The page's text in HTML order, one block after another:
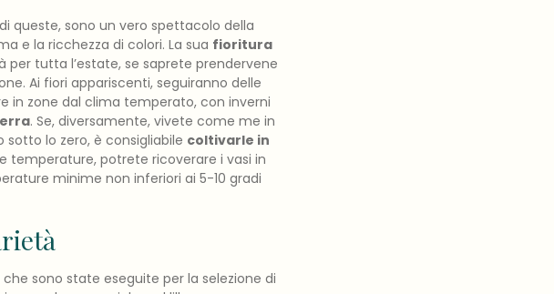
queste, sono un vero spettacolo della
e la ricchezza di colori. La sua fioritura
per tutta l’estate, se saprete prendervene
Ai fiori appariscenti, seguiranno delle
in zone dal clima temperato, con inverni
. Se, diversamente, vivete come me in
lo zero, è consigliabile coltivarle in
temperature, potrete ricoverare i vasi in
minime non inferiori ai 5-10 gradi
sono state eseguite per la selezione di